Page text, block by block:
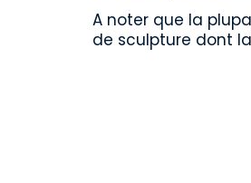
A noter que la
de sculpture dont